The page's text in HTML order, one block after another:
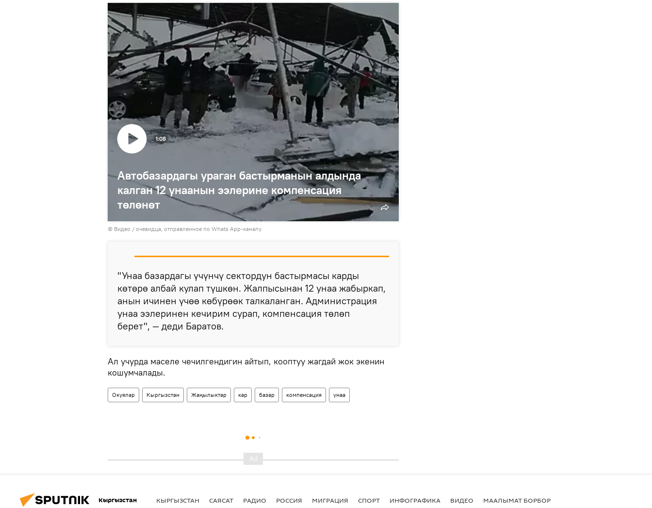
Автобазардагы ураган бастырманын алдында
калган 12 унаанын ээлерине компенсация
төлөнөт
1:08
© Видео / очевидца, отправленное по Whats App-каналу
"Унаа базардагы үчүнчү сектордун бастырмасы карды
көтөрө албай кулап түшкөн. Жалпысынан 12 унаа жабыркап,
анын ичинен үчөө көбүрөөк талкаланган. Администрация
унаа ээлеринен кечирим сурап, компенсация төлөп
берет", — деди Баратов.
Ал учурда маселе чечилгендигин айтып, кооптуу жагдай жок экенин
кошумчалады.
Окуялар Кыргызстан Жаңылыктар кар базар компенсация унаа
Кыргызстан КЫРГЫЗСТАН САЯСАТ РАДИО РОССИЯ МИГРАЦИЯ СПОРТ ИНФОГРАФИКА ВИДЕО МААЛЫМАТ БОРБОР